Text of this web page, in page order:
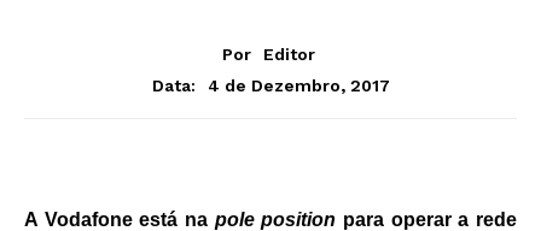
Por
Editor
Data:
4 de Dezembro, 2017
A Vodafone está na pole position para operar a rede